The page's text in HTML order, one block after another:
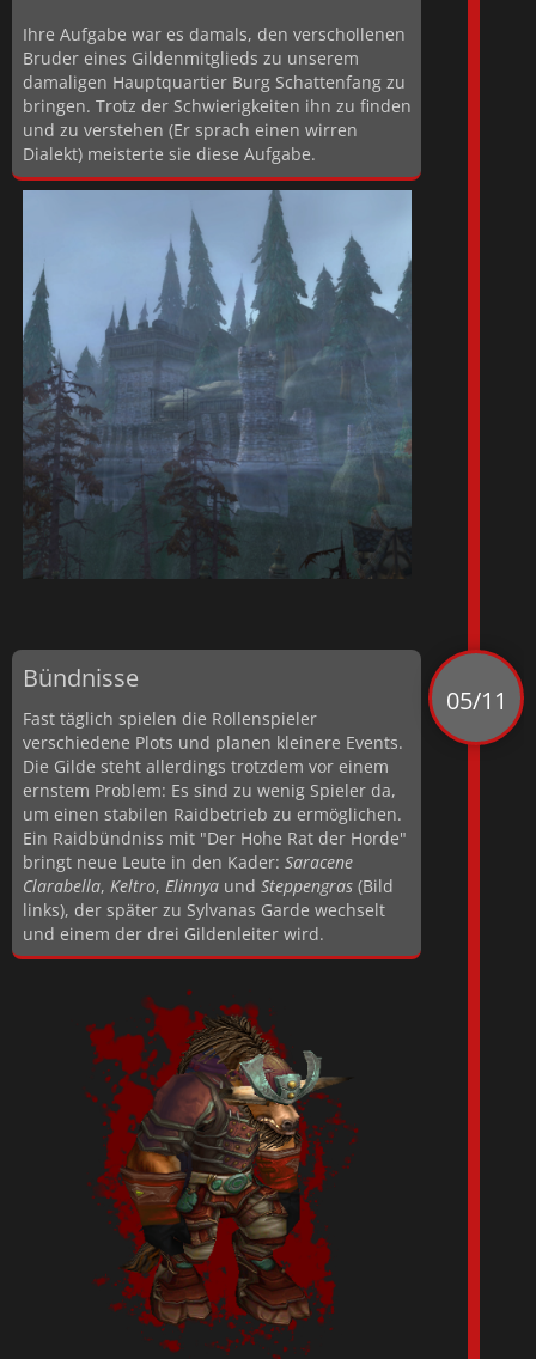
Ihre Aufgabe war es damals, den verschollenen
Bruder eines Gildenmitglieds zu unserem
damaligen Hauptquartier Burg Schattenfang zu
bringen. Trotz der Schwierigkeiten ihn zu finden
und zu verstehen (Er sprach einen wirren
Dialekt) meisterte sie diese Aufgabe.
Bündnisse
Fast täglich spielen die Rollenspieler
verschiedene Plots und planen kleinere Events.
Die Gilde steht allerdings trotzdem vor einem
ernstem Problem: Es sind zu wenig Spieler da,
um einen stabilen Raidbetrieb zu ermöglichen.
Ein Raidbündniss mit "Der Hohe Rat der Horde"
bringt neue Leute in den Kader: Saracene
Clarabella, Keltro, Elinnyaund Steppengras(Bild
links), der später zu Sylvanas Garde wechselt
und einem der drei Gildenleiter wird.
05/11